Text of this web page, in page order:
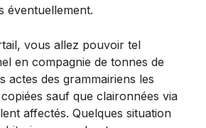
éventuellement.
vous allez pouvoir tel
en compagnie de tonnes de
actes des grammairiens les
sauf que claironnées via
affectés. Quelques situation